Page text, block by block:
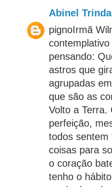
Abinel
pignoIrmã
pensando:
astros que
agrupadas
que são as
Volto a Terra.
perfeição,
todos sentem
coisas para
o coração
tenho o